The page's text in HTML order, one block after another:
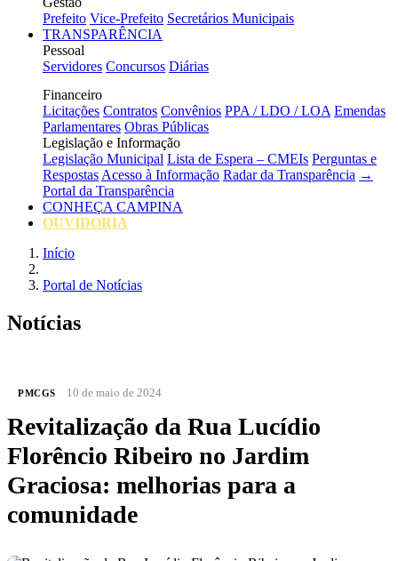
Prefeito Vice-Prefeito Secretários Municipais
TRANSPARÊNCIA
Pessoal
Servidores Concursos Diárias
Financeiro
Licitações Contratos Convênios PPA / LDO / LOA Emendas
Parlamentares Obras Públicas
Legislação e Informação
Legislação Municipal Lista de Espera – CMEIs Perguntas e
Respostas Acesso à Informação Radar da Transparência →
Portal da Transparência
CONHEÇA CAMPINA
OUVIDORIA
Início
Portal de Notícias
Notícias
PMCGS 10 de maio de 2024
Revitalização da Rua Lucídio
Florêncio Ribeiro no Jardim
Graciosa: melhorias para a
comunidade